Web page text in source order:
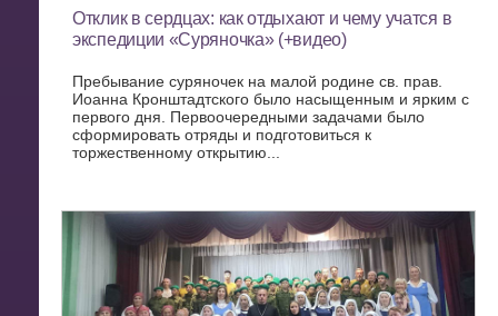
Отклик в сердцах: как отдыхают и чему учатся в
экспедиции «Суряночка» (+видео)
Пребывание суряночек на малой родине св. прав.
Иоанна Кронштадтского было насыщенным и ярким с
первого дня. Первоочередными задачами было
сформировать отряды и подготовиться к
торжественному открытию...